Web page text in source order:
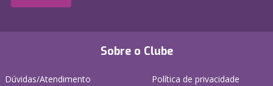
Sobre o Clube
Dúvidas/Atendimento
Política de privacidade